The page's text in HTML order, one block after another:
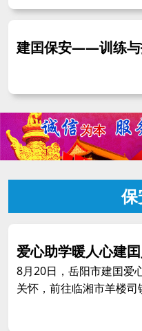
建囯保安——训练与
爱心助学暖人心建
8月20日，岳阳市建囯爱
关怀，前往临湘市羊楼司